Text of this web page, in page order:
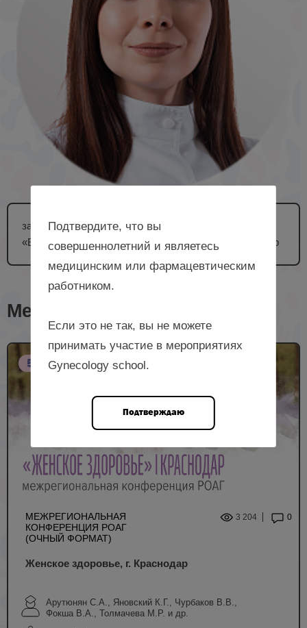
заведующая центром снижения веса клиники
«Евромед», врач-эндокринолог, диетолог, г. Краснодар
Мероприятия с лектором
5 НМО
МЕЖРЕГИОНАЛЬНАЯ
КОНФЕРЕНЦИЯ РОАГ
(ОЧНЫЙ ФОРМАТ)
3 204 0
Женское здоровье, г. Краснодар
Арутюнян С.А., Яновский К.Г., Чурбаков В.В.,
Фокша В.А., Толмачева М.Р. и др.
Подтвердите, что вы
совершеннолетний и являетесь
медицинским или фармацевтическим
работником.
Если это не так, вы не можете
принимать участие в мероприятиях
Gynecology school.
Подтверждаю